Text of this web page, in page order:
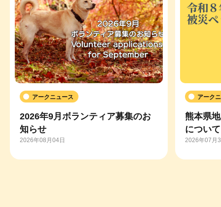
アークニュース
2026年9月ボランティア募集のお
知らせ
2026年08月04日
アーク
熊本県
について
2026年07月